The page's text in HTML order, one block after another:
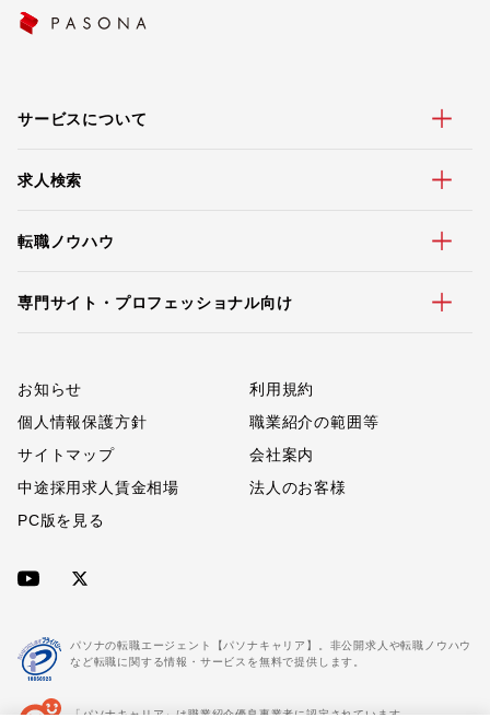
サービスについて
求人検索
転職ノウハウ
専門サイト・プロフェッショナル向け
お知らせ
利用規約
個人情報保護方針
職業紹介の範囲等
サイトマップ
会社案内
中途採用求人賃金相場
法人のお客様
PC版を見る
パソナの転職エージェント【パソナキャリア】。非公開求人や転職ノウハウ
など転職に関する情報・サービスを無料で提供します。
「パソナキャリア」は職業紹介優良事業者に認定されています。